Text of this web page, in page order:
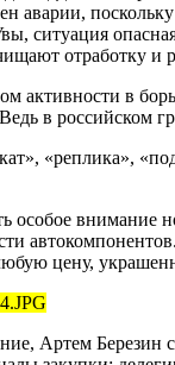
аварии,
ситуация
отработку и
активности в
в российском
«реплика»,
особое внимание
цену,
Артем Березин